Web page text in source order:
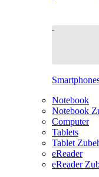
Notebook
Notebook
Computer
Tablets
Tablet
eReader
eReader